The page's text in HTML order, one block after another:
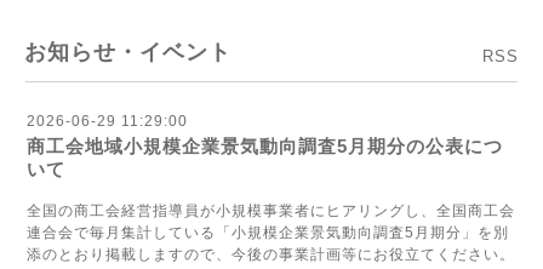
お知らせ・イベント RSS
2026-06-29 11:29:00
商工会地域小規模企業景気動向調査5月期分の公表につ
いて
全国の商工会経営指導員が小規模事業者にヒアリングし、全国商工会
連合会で毎月集計している「小規模企業景気動向調査5月期分」を別
添のとおり掲載しますので、今後の事業計画等にお役立てください。